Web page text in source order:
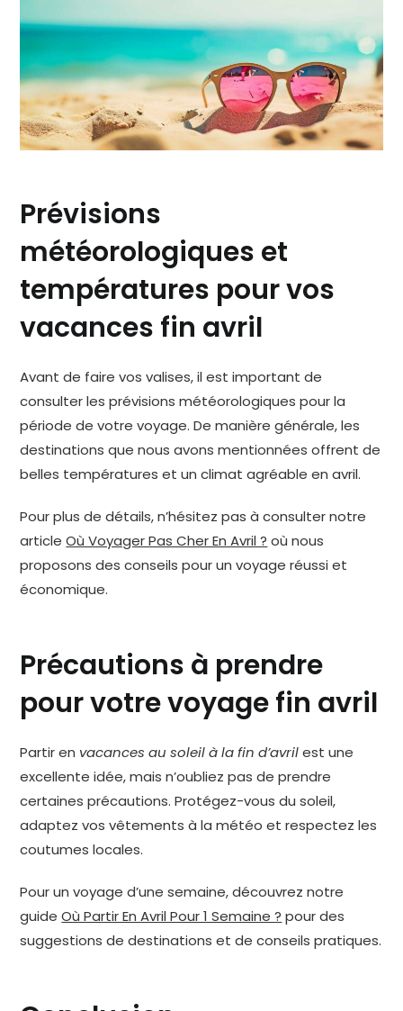
Prévisions
météorologiques et
températures pour vos
vacances fin avril
Avant de faire vos valises, il est important de
consulter les prévisions météorologiques pour la
période de votre voyage. De manière générale, les
destinations que nous avons mentionnées offrent de
belles températures et un climat agréable en avril.
Pour plus de détails, n’hésitez pas à consulter notre
articleOù Voyager Pas Cher En Avril ? où nous
proposons des conseils pour un voyage réussi et
économique.
Précautions à prendre
pour votre voyage fin avril
Partir en vacances au soleil à la fin d’avrilest une
excellente idée, mais n’oubliez pas de prendre
certaines précautions. Protégez-vous du soleil,
adaptez vos vêtements à la météo et respectez les
coutumes locales.
Pour un voyage d’une semaine, découvrez notre
guideOù Partir En Avril Pour 1 Semaine ? pour des
suggestions de destinations et de conseils pratiques.